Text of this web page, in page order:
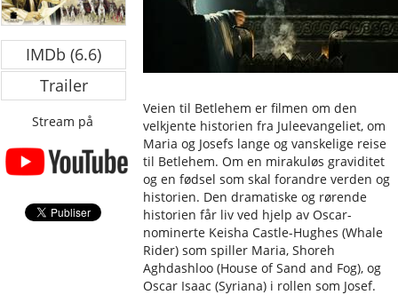
IMDb (6.6)
Trailer
Stream på
Veien til Betlehem er filmen om den
velkjente historien fra Juleevangeliet, om
Maria og Josefs lange og vanskelige reise
til Betlehem. Om en mirakuløs graviditet
og en fødsel som skal forandre verden og
historien. Den dramatiske og rørende
historien får liv ved hjelp av Oscar-
nominerte Keisha Castle-Hughes (Whale
Rider) som spiller Maria, Shoreh
Aghdashloo (House of Sand and Fog), og
Oscar Isaac (Syriana) i rollen som Josef.